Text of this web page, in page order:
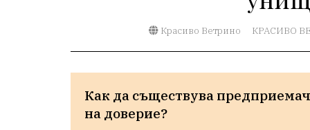
Красиво Ветрино КРАСИВО
Как да съществува
на доверие?